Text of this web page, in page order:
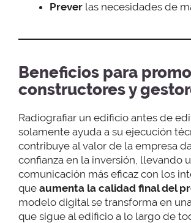
Prever las necesidades de
Beneficios para
constructores y
Radiografiar un edificio antes de
solamente ayuda a su ejecución
contribuye al valor de la empresa
confianza en la inversión, llevando
comunicación más eficaz con los
que aumenta la calidad final del
modelo digital se transforma en
que sigue al edificio a lo largo de